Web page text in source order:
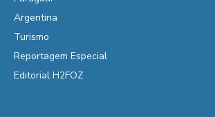
Argentina
Turismo
Reportagem Especial
Editorial H2FOZ